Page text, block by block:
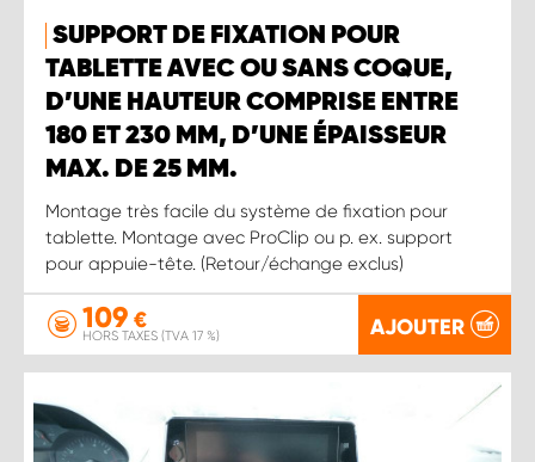
SUPPORT DE FIXATION POUR
TABLETTE AVEC OU SANS COQUE,
D’UNE HAUTEUR COMPRISE ENTRE
180 ET 230 MM, D’UNE ÉPAISSEUR
MAX. DE 25 MM.
Montage très facile du système de fixation pour
tablette. Montage avec ProClip ou p. ex. support
pour appuie-tête. (Retour/échange exclus)
109 €
HORS TAXES (TVA 17 %) AJOUTER